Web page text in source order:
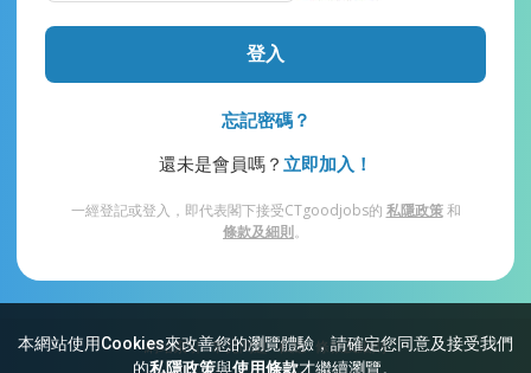
本網站使用Cookies來改善您的瀏覽體驗，請確定您同意及接受我們
的私隱政策與使用條款才繼續瀏覽。
登入
忘記密碼？
還未是會員嗎？ 立即加入！
一經登記或登入，即代表閣下接受CTgoodjobs的 私隱政策和
條款及細則。
網站索引 常見問題 私隱 條款及細則